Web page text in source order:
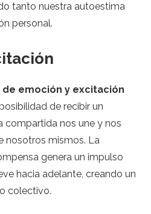
tanto nuestra autoestima
personal.
emoción y excitación
de recibir un
compartida nos une y nos
nosotros mismos. La
genera un impulso
hacia adelante, creando un
colectivo.